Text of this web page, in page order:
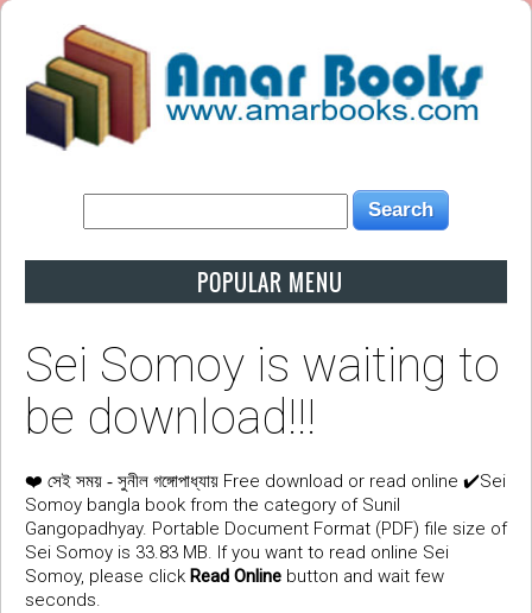
POPULAR MENU
Sei Somoy is waiting to
be download!!!
❤️ সেই সময় - সুনীল গঙ্গোপাধ্যায় Free download or read online ✔️Sei
Somoy bangla book from the category of Sunil
Gangopadhyay. Portable Document Format (PDF) file size of
Sei Somoy is 33.83 MB. If you want to read online Sei
Somoy, please click Read Online button and wait few
seconds.